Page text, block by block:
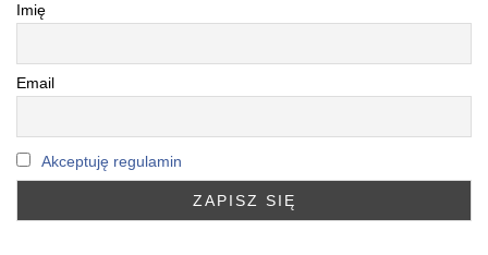
Imię
Email
Akceptuję regulamin